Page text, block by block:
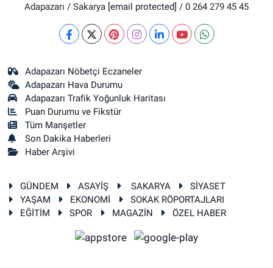
Adapazarı / Sakarya [email protected] / 0 264 279 45 45
Adapazarı Nöbetçi Eczaneler
Adapazarı Hava Durumu
Adapazarı Trafik Yoğunluk Haritası
Puan Durumu ve Fikstür
Tüm Manşetler
Son Dakika Haberleri
Haber Arşivi
GÜNDEM ASAYİŞ SAKARYA
SİYASET
YAŞAM
EKONOMİ
SOKAK RÖPORTAJLARI
EĞİTİM
SPOR MAGAZİN ÖZEL HABER